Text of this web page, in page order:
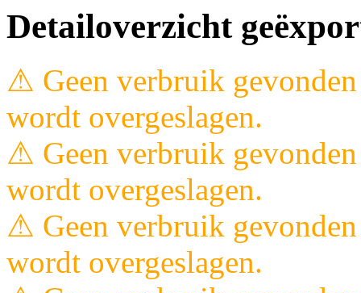
Detailoverzicht
⚠ Geen verbruik
wordt overgeslagen.
⚠ Geen verbruik
wordt overgeslagen.
⚠ Geen verbruik
wordt overgeslagen.